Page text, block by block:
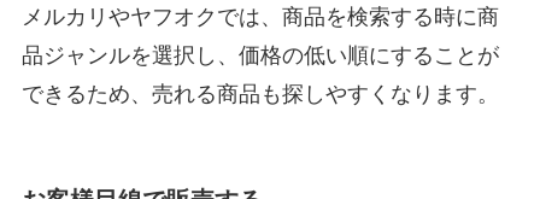
メルカリやヤフオクでは、商品を検索する時に商
品ジャンルを選択し、価格の低い順にすることが
できるため、売れる商品も探しやすくなります。